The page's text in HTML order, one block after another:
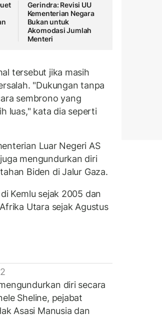
Gerindra: Revisi UU
Kementerian Negara
Bukan untuk
Akomodasi Jumlah
Menteri
tersebut jika masih
"Dukungan tanpa
sembrono yang
luas," kata dia seperti
Luar Negeri AS
mengundurkan diri
Biden di Jalur Gaza.
Kemlu sejak 2005 dan
Utara sejak Agustus
diri secara
Sheline, pejabat
Asasi Manusia dan